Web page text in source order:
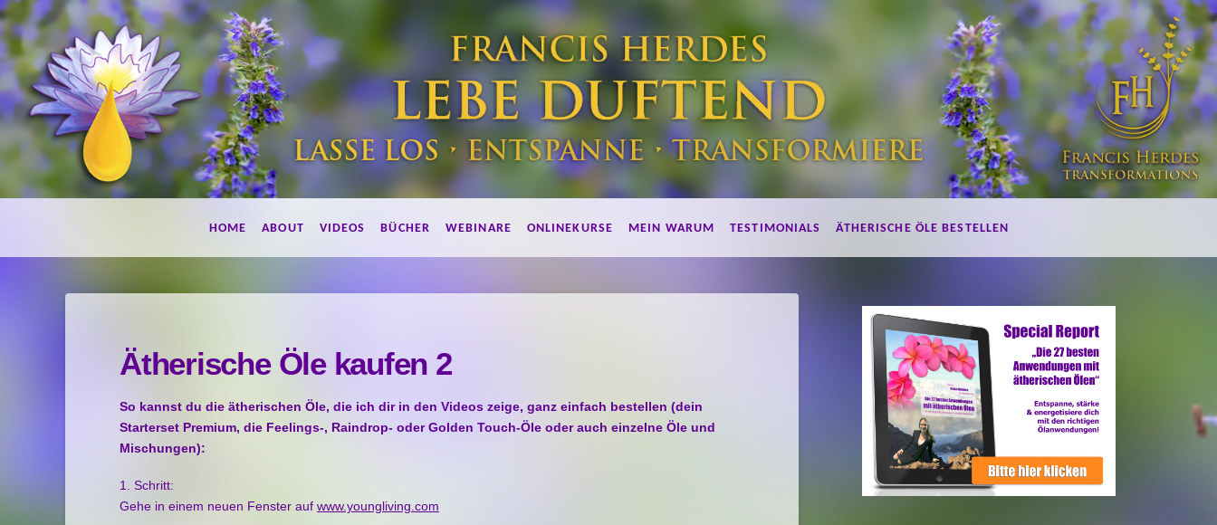
duftend!
HOME ABOUT VIDEOS BÜCHER WEBINARE ONLINEKURSE MEIN WARUM TESTIMONIALS ÄTHERISCHE ÖLE BESTELLEN
Ätherische Öle kaufen 2
So kannst du die ätherischen Öle, die ich dir in den Videos zeige, ganz einfach bestellen (dein
Starterset Premium, die Feelings-, Raindrop- oder Golden Touch-Öle oder auch einzelne Öle und
Mischungen):
1. Schritt:
Gehe in einem neuen Fenster auf www.youngliving.com